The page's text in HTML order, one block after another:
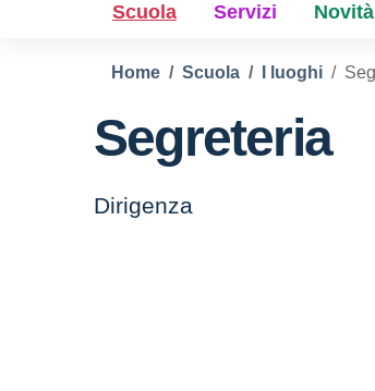
Scuola Servizi Novità
Home Scuola I luoghi
Segreteria
Dirigenza